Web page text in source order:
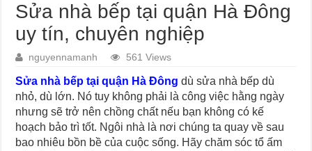
Sửa nhà bếp tại quận Hà Đông
uy tín, chuyên nghiệp
nguyennamanh 561 Views
Sửa nhà bếp tại quận Hà Đông dù sửa nhà bếp dù
nhỏ, dù lớn. Nó tuy không phải là công việc hằng ngày
nhưng sẽ trở nên chồng chất nếu bạn không có kế
hoạch bảo trì tốt. Ngôi nhà là nơi chúng ta quay về sau
bao nhiêu bồn bề của cuộc sống. Hãy chăm sóc tổ ấm